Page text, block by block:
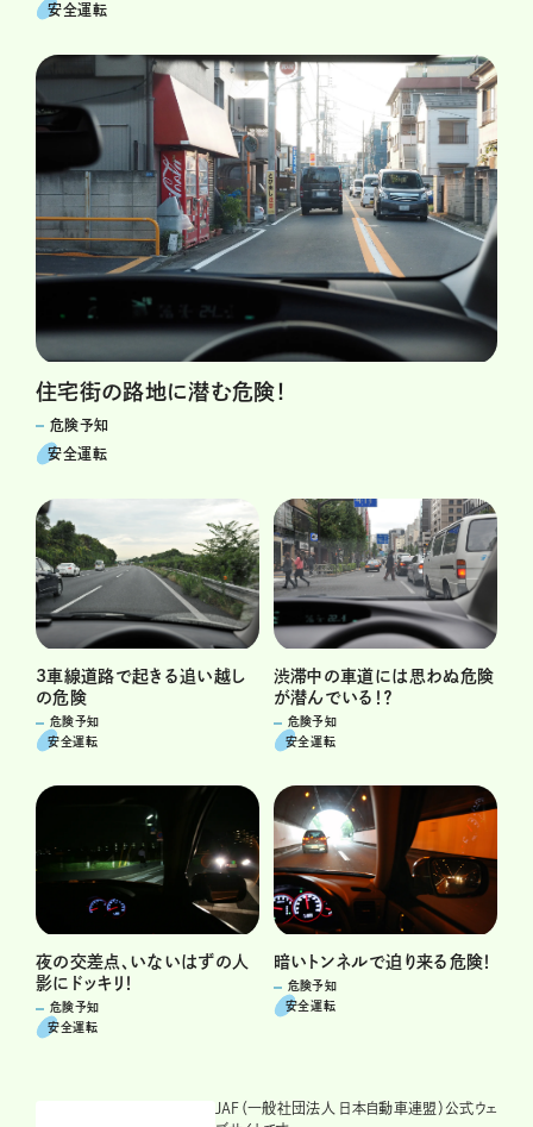
安全運転
住宅街の路地に潜む危険！
危険予知
安全運転
3車線道路で起きる追い越し
の危険
危険予知
安全運転
渋滞中の車道には思わぬ危険
が潜んでいる！？
危険予知
安全運転
夜の交差点、いないはずの人
影にドッキリ！
危険予知
安全運転
暗いトンネルで迫り来る危険！
危険予知
安全運転
JAF（一般社団法人 日本自動車連盟）公式ウェ